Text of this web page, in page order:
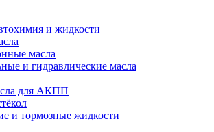
и жидкости
масла
и гидравлические масла
для АКПП
и тормозные жидкости